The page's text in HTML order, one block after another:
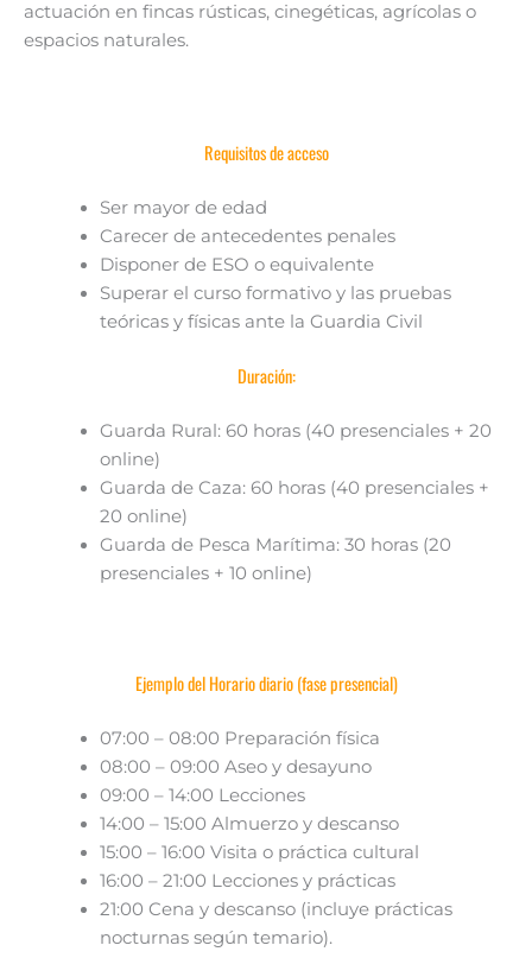
actuación en fincas rústicas, cinegéticas, agrícolas o
espacios naturales.
Requisitos de acceso
Ser mayor de edad
Carecer de antecedentes penales
Disponer de ESO o equivalente
Superar el curso formativo y las pruebas
teóricas y físicas ante la Guardia Civil
Duración:
Guarda Rural: 60 horas (40 presenciales + 20
online)
Guarda de Caza: 60 horas (40 presenciales +
20 online)
Guarda de Pesca Marítima: 30 horas (20
presenciales + 10 online)
Ejemplo del Horario diario (fase presencial)
07:00 – 08:00 Preparación física
08:00 – 09:00 Aseo y desayuno
09:00 – 14:00 Lecciones
14:00 – 15:00 Almuerzo y descanso
15:00 – 16:00 Visita o práctica cultural
16:00 – 21:00 Lecciones y prácticas
21:00 Cena y descanso (incluye prácticas
nocturnas según temario).